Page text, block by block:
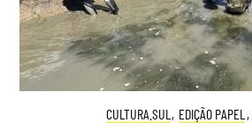
CULTURA.SUL , EDIÇÃO PAPEL ,